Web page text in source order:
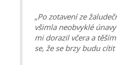
„Po zotavení ze
všimla neobvyklé
mi dorazil včera a
se, že se brzy budu cítit